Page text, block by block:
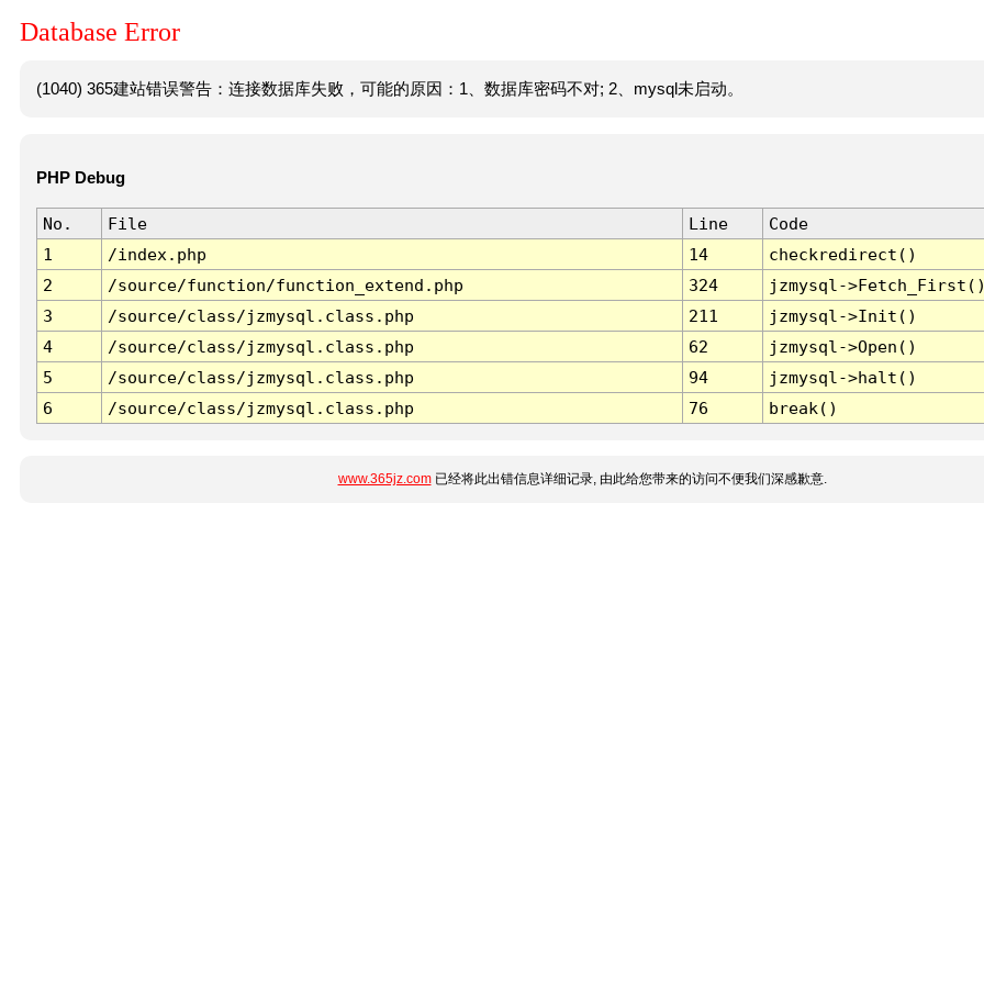
Database Error
(1040) 365建站错误警告：连接数据库失败，可能的原因：1、数据库密码不对; 2、mysql未启动。
PHP Debug
No. File Line
Code
1
/index.php 14
checkredirect()
2
/source/function/function_extend.php 324
jzmysql-
3
/source/class/jzmysql.class.php 211
jzmysql->Init()
4
/source/class/jzmysql.class.php 62
jzmysql->Open()
5
/source/class/jzmysql.class.php 94
jzmysql->halt()
6
/source/class/jzmysql.class.php 76 break()
www.365jz.com已经将此出错信息详细记录, 由此给您带来的访问不便我们深感歉意.